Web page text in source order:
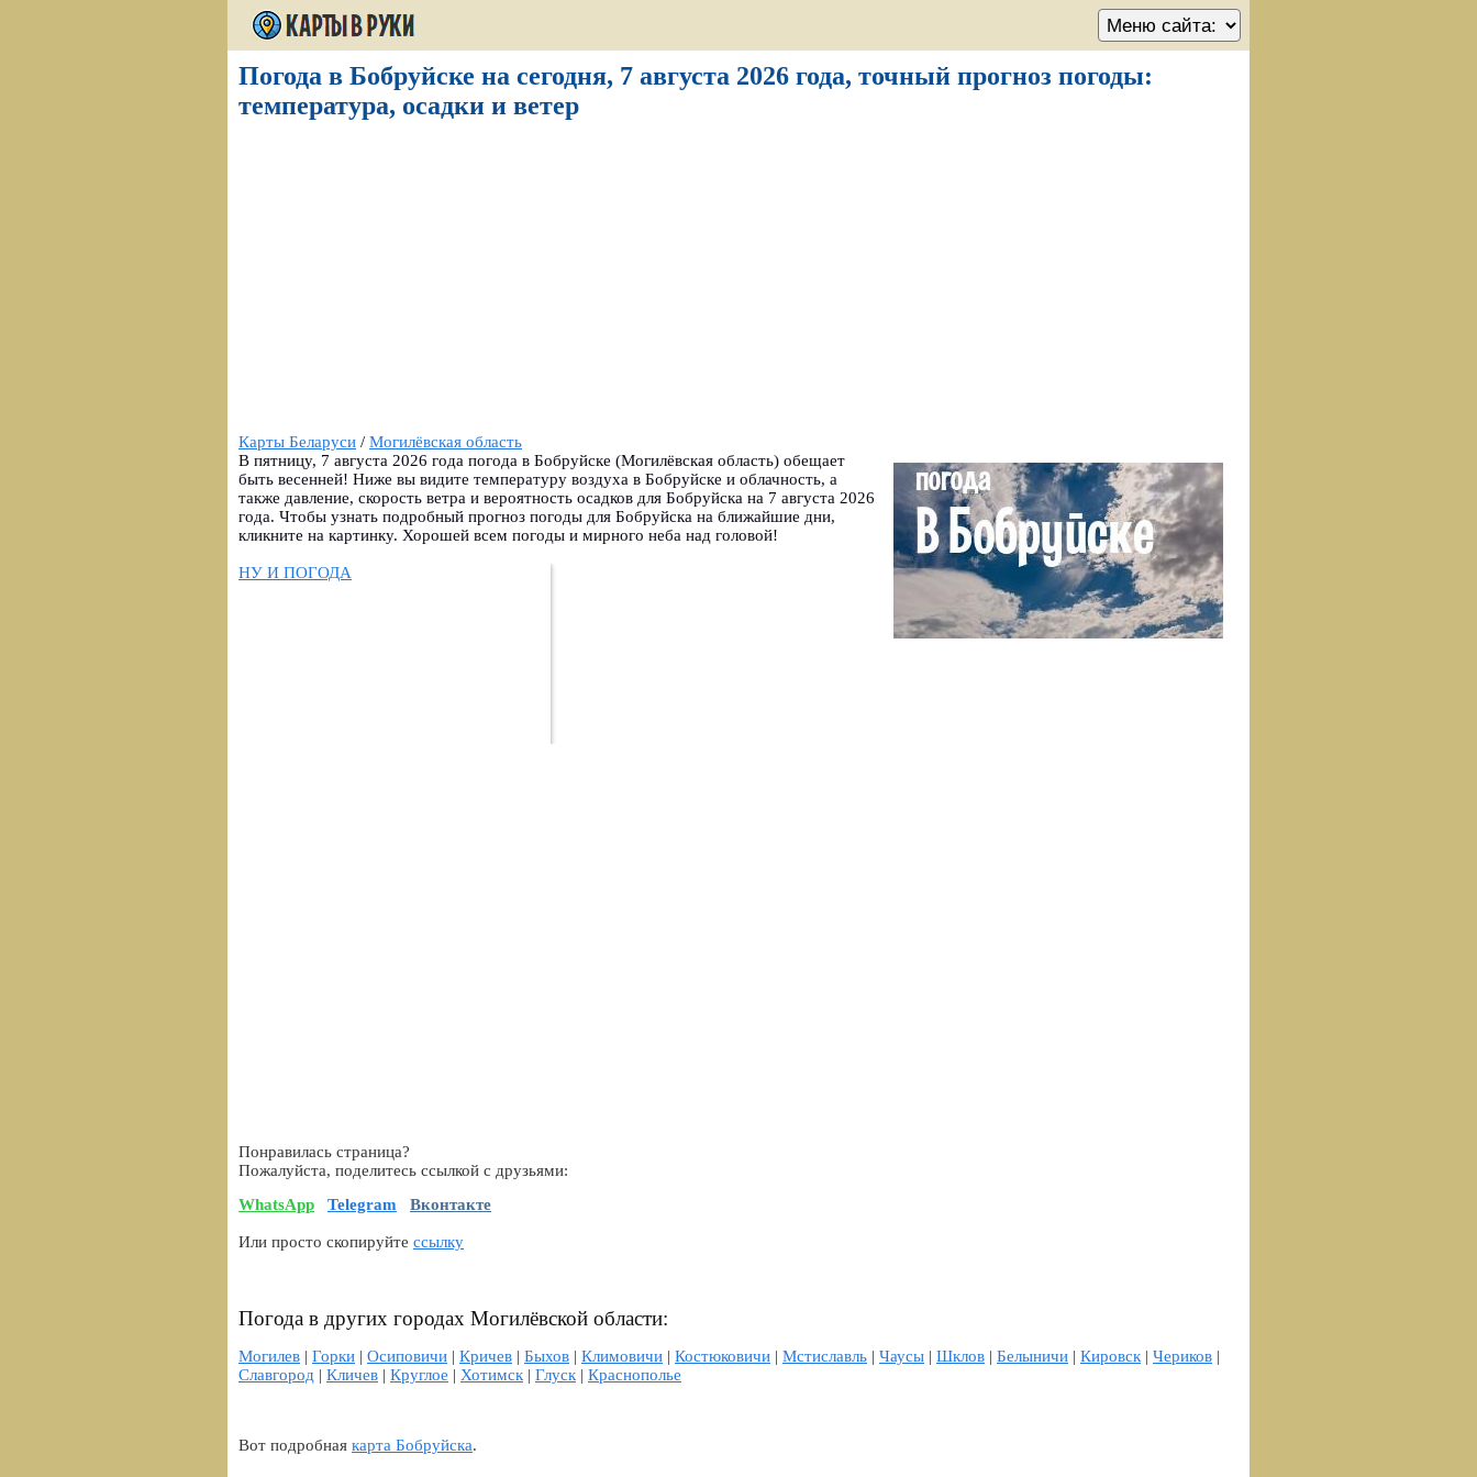
Погода в Бобруйске на сегодня, 7 августа 2026 года, точный прогноз погоды:
температура, осадки и ветер
Карты Беларуси / Могилёвская область
В пятницу, 7 августа 2026 года погода в Бобруйске (Могилёвская область) обещает
быть весенней! Ниже вы видите температуру воздуха в Бобруйске и облачность, а
также давление, скорость ветра и вероятность осадков для Бобруйска на 7 августа 2026
года. Чтобы узнать подробный прогноз погоды для Бобруйска на ближайшие дни,
кликните на картинку. Хорошей всем погоды и мирного неба над головой!
НУ И ПОГОДА
Понравилась страница?
Пожалуйста, поделитесь ссылкой с друзьями:
WhatsApp
Telegram Вконтакте
Или просто скопируйте ссылку
Погода в других городах Могилёвской области:
Могилев | Горки | Осиповичи | Кричев | Быхов | Климовичи | Костюковичи | Мстиславль | Чаусы | Шклов | Белыничи | Кировск| Чериков |
Славгород | Кличев | Круглое | Хотимск| Глуск| Краснополье
Вот подробная карта Бобруйска.